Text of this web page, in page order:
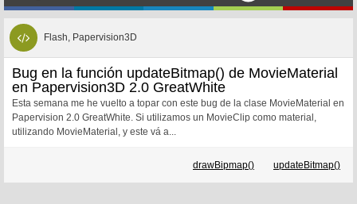
Flash, Papervision3D
Bug en la función updateBitmap() de MovieMaterial
en Papervision3D 2.0 GreatWhite
Esta semana me he vuelto a topar con este bug de la clase MovieMaterial en
Papervision 2.0 GreatWhite. Si utilizamos un MovieClip como material,
utilizando MovieMaterial, y este vá a...
drawBipmap() updateBitmap()